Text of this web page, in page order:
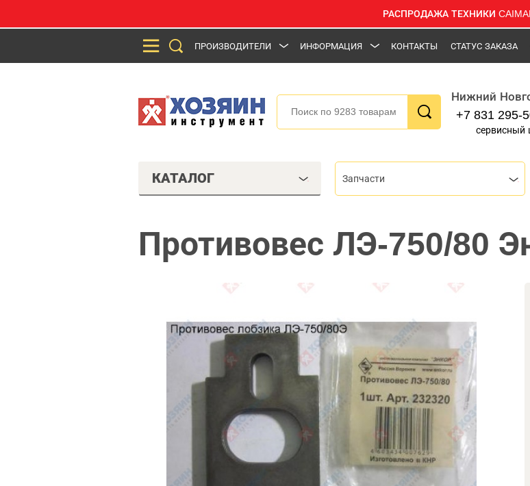
РАСПРОДАЖА ТЕХНИКИ
ПРОИЗВОДИТЕЛИ ИНФОРМАЦИЯ КОНТАКТЫ СТАТУС ЗАКАЗА
Нижний
+7 831 295-
сервисный
КАТАЛОГ Запчасти
Противовес ЛЭ-750/80